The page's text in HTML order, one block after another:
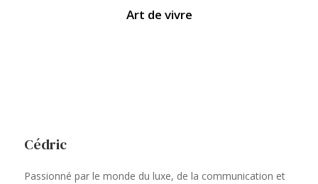
Art de vivre
Cédric
Passionné par le monde du luxe, de la communication et